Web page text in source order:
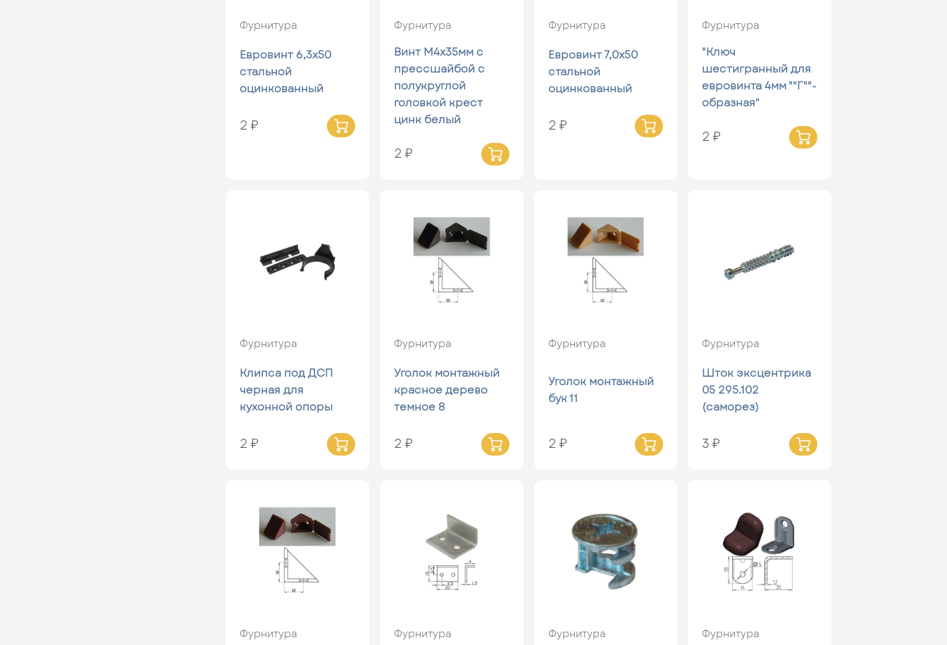
Фурнитура
Евровинт 6,3х50
стальной
оцинкованный
2 ₽
Фурнитура
Винт М4х35мм с
прессшайбой с
полукруглой
головкой крест
цинк белый
2 ₽
Фурнитура
Евровинт 7,0х50
стальной
оцинкованный
2 ₽
Фурнитура
"Ключ
шестигранный для
евровинта 4мм ""Г""-
образная"
2 ₽
Фурнитура
Клипса под ДСП
черная для
кухонной опоры
2 ₽
Фурнитура
Уголок монтажный
красное дерево
темное 8
2 ₽
Фурнитура
Уголок монтажный
бук 11
2 ₽
Фурнитура
Шток эксцентрика
05 295.102
(саморез)
3 ₽
Фурнитура Фурнитура Фурнитура Фурнитура